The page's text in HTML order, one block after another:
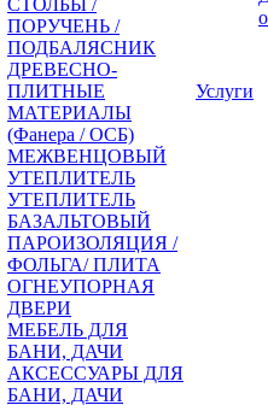
СТОЛБЫ /
ПОРУЧЕНЬ /
ПОДБАЛЯСНИК
ДРЕВЕСНО-
ПЛИТНЫЕ
МАТЕРИАЛЫ
(Фанера / ОСБ)
МЕЖВЕНЦОВЫЙ
УТЕПЛИТЕЛЬ
УТЕПЛИТЕЛЬ
БАЗАЛЬТОВЫЙ
ПАРОИЗОЛЯЦИЯ /
ФОЛЬГА/ ПЛИТА
ОГНЕУПОРНАЯ
ДВЕРИ
МЕБЕЛЬ ДЛЯ
БАНИ, ДАЧИ
АКСЕССУАРЫ ДЛЯ
БАНИ, ДАЧИ
Услуги